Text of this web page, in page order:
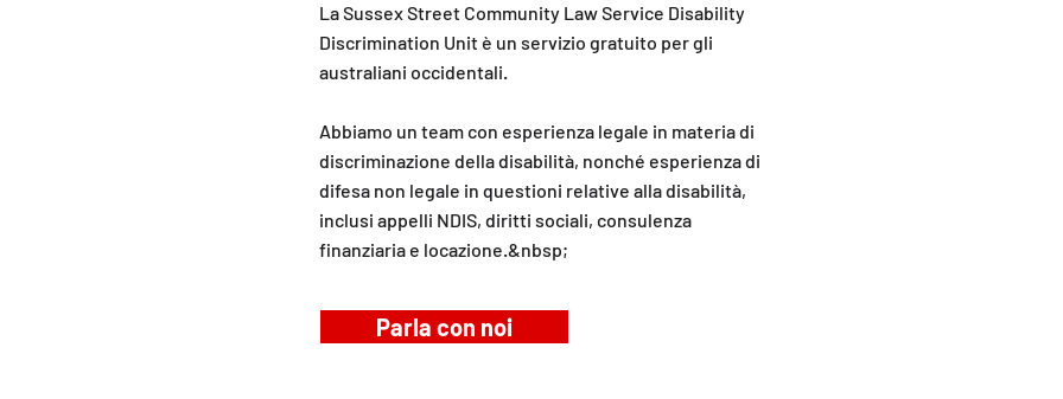
La Sussex Street Community Law Service Disability
Discrimination Unit è un servizio gratuito per gli
australiani occidentali.
Abbiamo un team con esperienza legale in materia di
discriminazione della disabilità, nonché esperienza di
difesa non legale in questioni relative alla disabilità,
inclusi appelli NDIS, diritti sociali, consulenza
finanziaria e locazione.&nbsp;
Parla con noi